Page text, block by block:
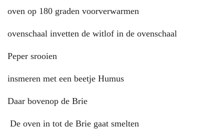
oven op 180 graden voorverwarmen
ovenschaal invetten de witlof in de ovenschaal
Peper srooien
insmeren met een beetje Humus
Daar bovenop de Brie
De oven in tot de Brie gaat smelten